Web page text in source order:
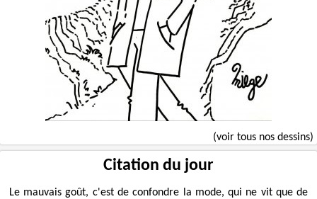
(voir tous nos dessins)
Citation du jour
Le mauvais goût, c'est de confondre la mode, qui ne vit que de